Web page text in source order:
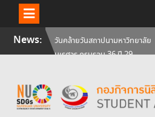
SkipNews:
วันคล้ายวันสถาปนามหาวิทยาลัย
นเรศวร ครบรอบ 36 ปี 29
สัมภาษณ์นิสิตเพื่อพิจารณาเข้ารับ
ทุนการศึกษามหาวิทยาลัยนเรศวร
ประจำปีการศึกษา 256